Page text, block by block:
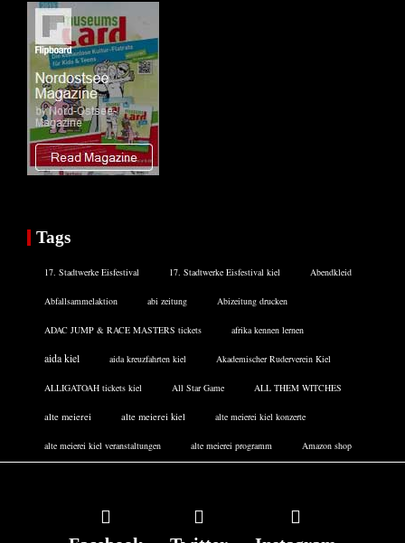
Tags
17. Stadtwerke Eisfestival 17. Stadtwerke Eisfestival kiel Abendkleid
Abfallsammelaktion abi zeitung Abizeitung drucken
ADAC JUMP & RACE MASTERS tickets afrika kennen lernen
aida kiel aida kreuzfahrten kiel Akademischer Ruderverein Kiel
ALLIGATOAH tickets kiel All Star Game ALL THEM WITCHES
alte meierei alte meierei kiel alte meierei kiel konzerte
alte meierei kiel veranstaltungen alte meierei programm Amazon shop